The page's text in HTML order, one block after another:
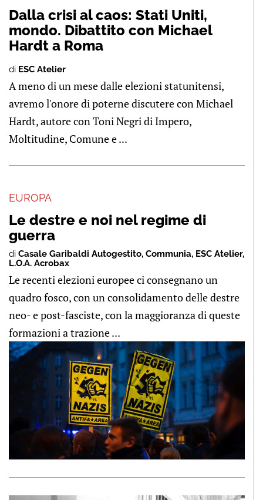
Dalla crisi al caos: Stati Uniti,
mondo. Dibattito con Michael
Hardt a Roma
di ESC Atelier
A meno di un mese dalle elezioni statunitensi,
avremo l'onore di poterne discutere con Michael
Hardt, autore con Toni Negri di Impero,
Moltitudine, Comune e ...
EUROPA
Le destre e noi nel regime di
guerra
di Casale Garibaldi Autogestito, Communia, ESC Atelier,
L.O.A. Acrobax
Le recenti elezioni europee ci consegnano un
quadro fosco, con un consolidamento delle destre
neo- e post-fasciste, con la maggioranza di queste
formazioni a trazione ...